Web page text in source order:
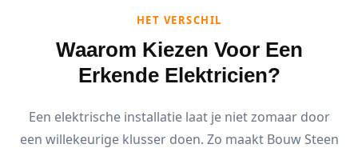
HET VERSCHIL
Waarom Kiezen Voor Een
Erkende Elektricien?
Een elektrische installatie laat je niet zomaar door
een willekeurige klusser doen. Zo maakt Bouw Steen